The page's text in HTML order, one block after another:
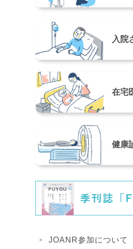
入院
在宅
健康
JOANR参加について